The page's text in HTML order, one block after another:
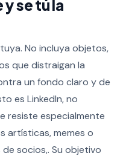
se tú la
No incluya objetos,
que distraigan la
un fondo claro y de
es LinkedIn, no
resiste especialmente
artísticas, memes o
socios,. Su objetivo